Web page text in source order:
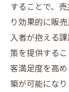
することで、
り効果的に販
入者が抱える
策を提供する
客満足度を高
築が可能になり